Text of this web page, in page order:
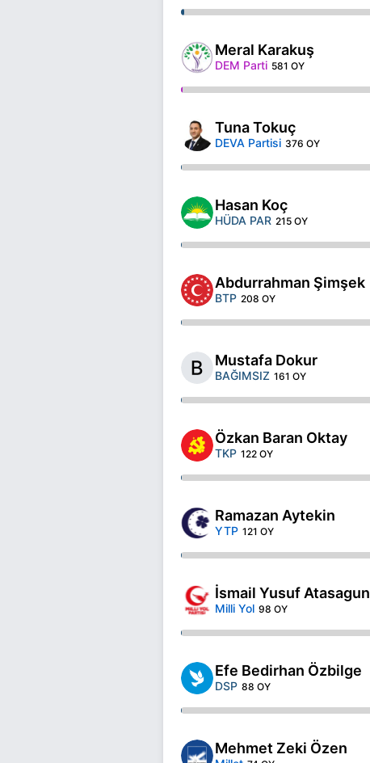
Meral Karakuş
DEM Parti 581 OY
Tuna Tokuç
DEVA Partisi 376 OY
Hasan Koç
HÜDA PAR 215 OY
Abdurrahman Şimşek
BTP 208 OY
Mustafa Dokur
BAĞIMSIZ 161 OY
Özkan Baran Oktay
TKP 122 OY
Ramazan Aytekin
YTP 121 OY
İsmail Yusuf Atasagun
Milli Yol 98 OY
Efe Bedirhan Özbilge
DSP 88 OY
Mehmet Zeki Özen